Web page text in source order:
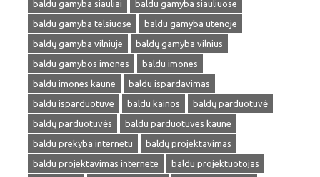
baldu gamyba siauliai
baldu gamyba siauliuose
baldu gamyba telsiuose
baldu gamyba utenoje
baldų gamyba vilniuje
baldų gamyba vilnius
baldu gamybos imones
baldu imones
baldu imones kaune
baldu ispardavimas
baldu isparduotuve
baldu kainos
baldų parduotuvė
baldų parduotuvės
baldu parduotuves kaune
baldu prekyba internetu
baldų projektavimas
baldu projektavimas internete
baldu projektuotojas